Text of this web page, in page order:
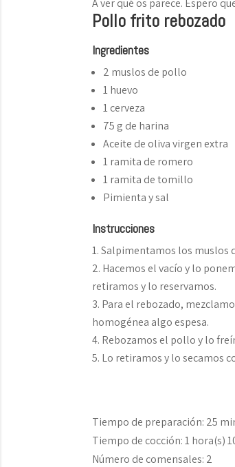
A ver qué os parece. Espero
Pollo frito rebozado
Ingredientes
2 muslos de pollo
1 huevo
1 cerveza
75 g de harina
Aceite de oliva virgen extra
1 ramita de romero
1 ramita de tomillo
Pimienta y sal
Instrucciones
Salpimentamos los muslos
Hacemos el vacío y lo
retiramos y lo reservamos.
Para el rebozado,
homogénea algo espesa.
Rebozamos el pollo y lo
Lo retiramos y lo secamos
Tiempo de preparación: 25
Tiempo de cocción: 1 hora(s)
Número de comensales: 2